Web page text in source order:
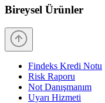
Bireysel Ürünler
Findeks Kredi Notu
Risk Raporu
Not Danışmanım
Uyarı Hizmeti